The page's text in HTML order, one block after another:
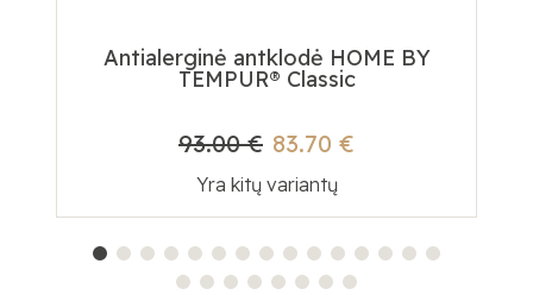
Antialerginė antklodė HOME BY
TEMPUR® Classic
83.70 €
93.00 €
Yra kitų variantų